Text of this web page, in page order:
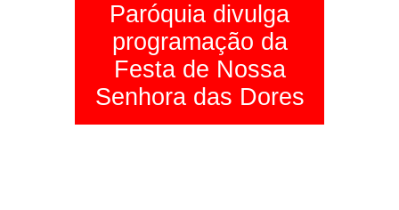
Paróquia divulga
programação da
Festa de Nossa
Senhora das Dores